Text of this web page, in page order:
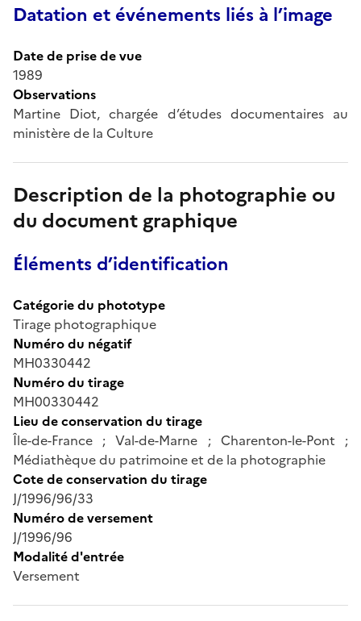
Datation et événements liés à l’image
Date de prise de vue
1989
Observations
Martine Diot, chargée d’études documentaires au
ministère de la Culture
Description de la photographie ou
du document graphique
Éléments d’identification
Catégorie du phototype
Tirage photographique
Numéro du négatif
MH0330442
Numéro du tirage
MH00330442
Lieu de conservation du tirage
Île-de-France ; Val-de-Marne ; Charenton-le-Pont ;
Médiathèque du patrimoine et de la photographie
Cote de conservation du tirage
J/1996/96/33
Numéro de versement
J/1996/96
Modalité d'entrée
Versement